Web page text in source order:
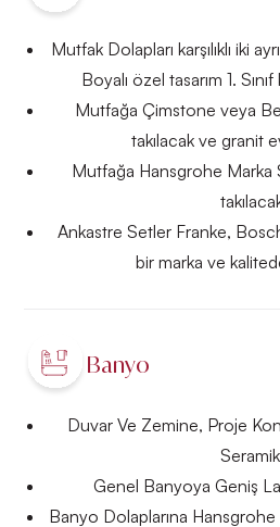
Mutfak Dolapları karşılıklı iki
Boyalı özel tasarım 1.
Mutfağa Çimstone veya
takılacak ve granit
Mutfağa Hansgrohe Marka
Ankastre Setler Franke,
bir marka ve
Banyo
Duvar Ve Zemine, Proje
Genel Banyoya Geniş
Banyo Dolaplarına